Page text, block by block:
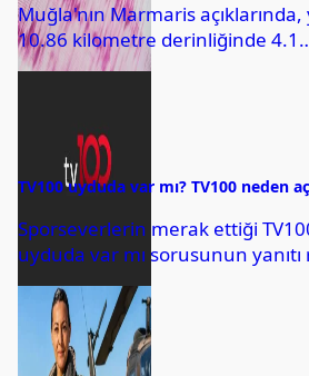
Muğla'nın Marmaris
10.86 kilometre derinliğinde 4.1
büyüklüğünde deprem olduğu
TV100 uyduda var mı? TV100 neden
Sporseverlerin merak ettiği
uyduda var mı sorusunun
açıklandı. Peki, sinyal sorunu
ne yapacak? İşte...